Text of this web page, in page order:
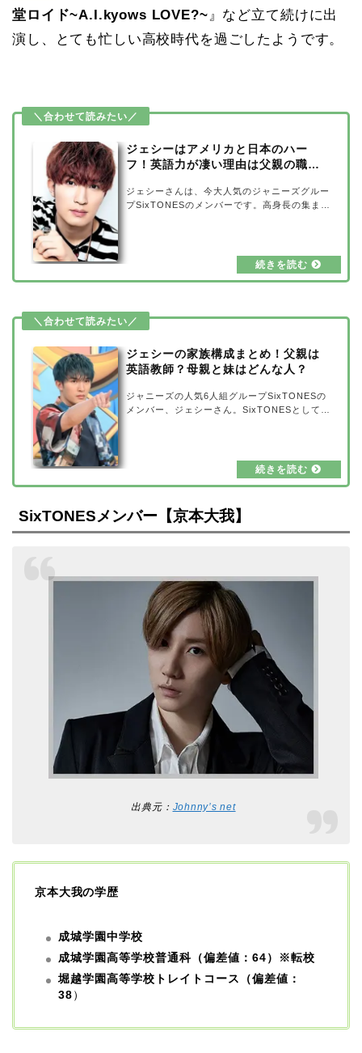
堂ロイド~A.I.kyows LOVE?~』など立て続けに出
演し、とても忙しい高校時代を過ごしたようです。
ジェシーはアメリカと日本のハー
フ！英語力が凄い理由は父親の職
ジェシーさんは、今大人気のジャニーズグルー
プSixTONESのメンバーです。高身長の集まる
んです。英語力が凄いのですが、その理由は父
親の職業に関係しているということなのです
のWikiプロフィール出典元：マイナビニュース
名前：ジェシー（本名：ルイス・まさや・ジェ
4…
ジェシーの家族構成まとめ！父親は
英語教師？母親と妹はどんな人？
ジャニーズの人気6人組グループSixTONESの
メンバー、ジェシーさん。SixTONESとしては
語教師のようですが、母親と妹はどんな人なの
でしょうか？詳しく調査してみましたので、ご
元：ザテレビジョンジェシーさんの家族構成
は、父親・母親・ジェシーさん・妹。さらに、
祖父・祖母とも一緒に暮らしているようです。
SixTONESメンバー【京本大我】
出典元： Johnny’s net
京本大我の学歴
成城学園中学校
成城学園高等学校普通科（偏差値：64）※転校
堀越学園高等学校トレイトコース（偏差値：
38）